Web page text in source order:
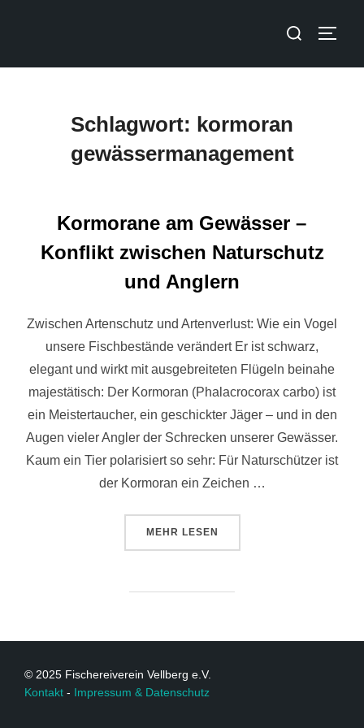
Schlagwort: kormoran
gewässermanagement
Kormorane am Gewässer –
Konflikt zwischen Naturschutz
und Anglern
Zwischen Artenschutz und Artenverlust: Wie ein Vogel
unsere Fischbestände verändert Er ist schwarz,
elegant und wirkt mit ausgebreiteten Flügeln beinahe
majestätisch: Der Kormoran (Phalacrocorax carbo) ist
ein Meistertaucher, ein geschickter Jäger – und in den
Augen vieler Angler der Schrecken unserer Gewässer.
Kaum ein Tier polarisiert so sehr: Für Naturschützer ist
der Kormoran ein Zeichen …
MEHR LESEN
© 2025 Fischereiverein Vellberg e.V.
Kontakt - Impressum & Datenschutz